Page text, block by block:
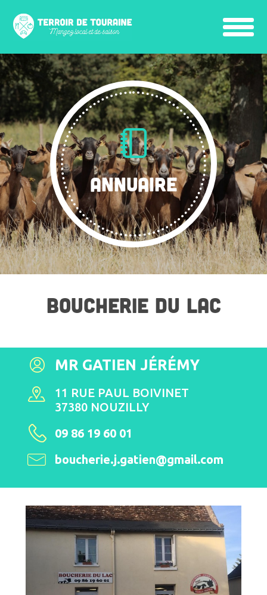
ANNUAIRE
BOUCHERIE DU LAC
MR GATIEN JÉRÉMY
11 RUE PAUL BOIVINET
37380 NOUZILLY
09 86 19 60 01
boucherie.j.gatien@gmail.com